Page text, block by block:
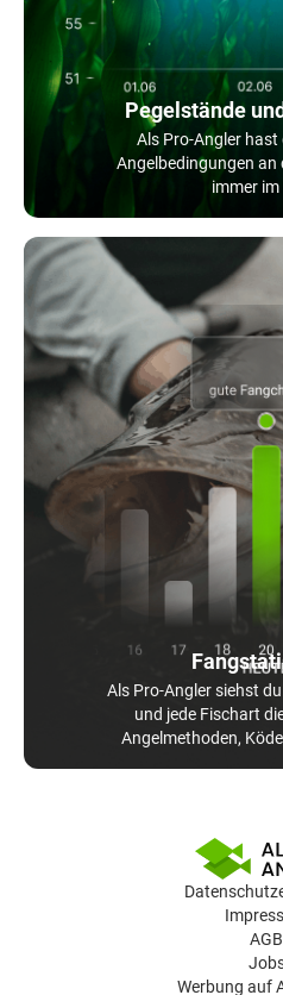
Pegelstände
Als Pro-Angler hast
Angelbedingungen an
immer im
Als Pro-Angler siehst
und jede Fischart
Angelmethoden,
AGB
Werbung auf